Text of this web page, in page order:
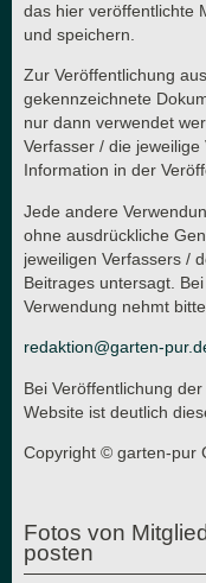
das hier veröffentlichte
und speichern.
Zur Veröffentlichung
gekennzeichnete
nur dann verwendet
Verfasser / die
Information in der
Jede andere
ohne ausdrückliche
jeweiligen Verfassers /
Beitrages untersagt.
Verwendung nehmt
redaktion@garten-
Bei Veröffentlichung
Website ist deutlich
Copyright © garten-pur
Fotos von
posten